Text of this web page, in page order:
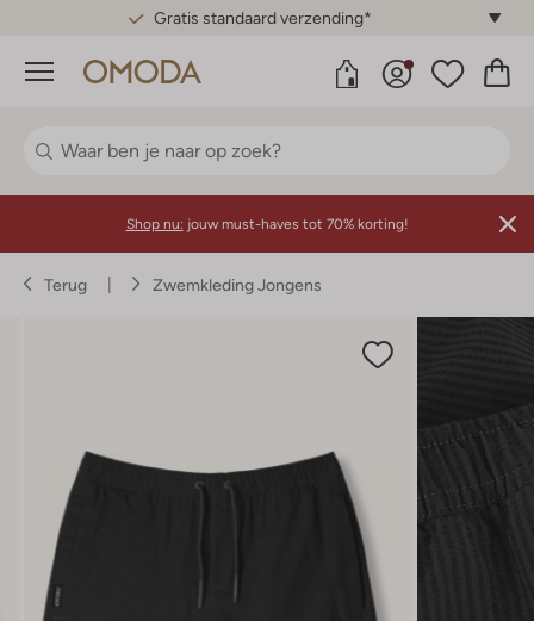
Gratis standaard verzending*
Menu
Shop nu: jouw must-haves tot 70% korting!
Terug Zwemkleding Jongens